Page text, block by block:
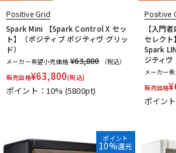
Positive Grid
Spark Mini 【Spark Control X セッ
ト】（ポジティブ ポジティヴ グリッ
ド）
メーカー希望小売価格 ¥63,800
（税込）
販売価格¥63,800(税込)
ポイント：10% (5800pt)
Positive
【入門
セレク
Spark
ジティヴ
メーカー
販売価格¥
ポイン
ポイント
10%還元